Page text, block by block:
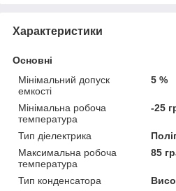
Характеристики
Основні
Мінімальний допуск
емкості
5 %
Мінімальна робоча
температура
-25
Тип діелектрика
Максимальна робоча
температура
85
Тип конденсатора